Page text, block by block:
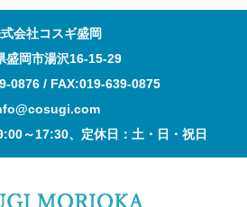
会社コスギ盛岡
盛岡市湯沢16-15-29
0876 / FAX:019-639-0875
～17:30、定休日：土・日・祝日